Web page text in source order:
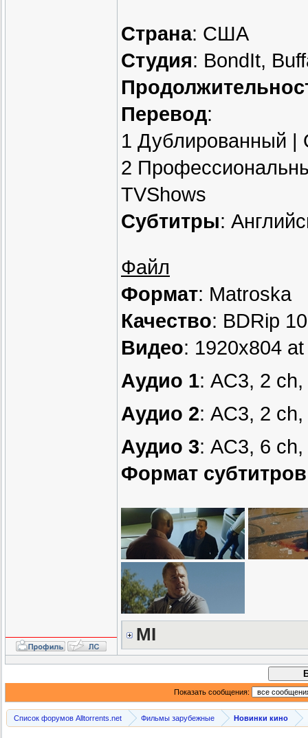
Страна: США
Студия: BondIt,
Перевод:
1 Дублированный |
2
TVShows
Субтитры:
Файл
Формат: Matroska
Качество: BDRip
Видео: 1920x804
Аудио 1: AC3, 2
Аудио 2: AC3, 2
Аудио 3: AC3, 6
Формат субтитров
MI
Показать сообщения:
Список форумов Alltorrents.net Фильмы зарубежные Новинки кино